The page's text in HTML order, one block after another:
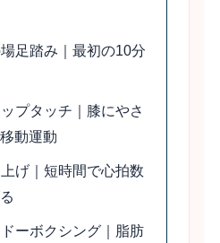
足踏み｜最初の10分
プタッチ｜膝にやさ
動運動
げ｜短時間で心拍数
ーボクシング｜脂肪